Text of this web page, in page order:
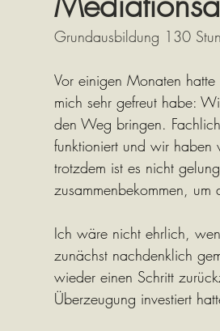
Grundausbildung 130
Vor einigen Monaten
mich sehr gefreut habe:
den Weg bringen.
funktioniert und wir haben
trotzdem ist es nicht
zusammenbekommen,
Ich wäre nicht ehrlich,
zunächst nachdenklich
wieder einen Schritt
Überzeugung investiert